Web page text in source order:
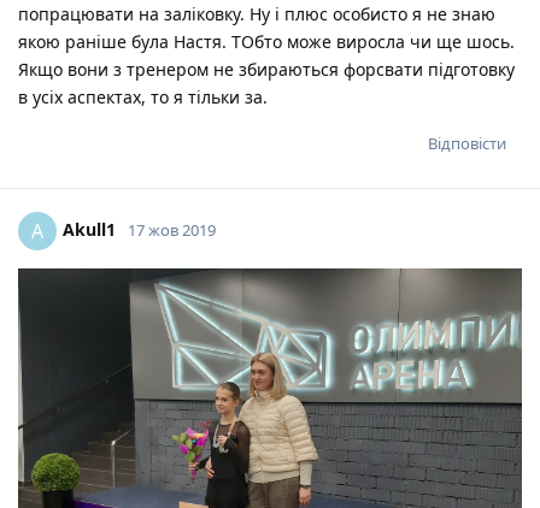
попрацювати на заліковку. Ну і плюс особисто я не знаю
якою раніше була Настя. ТОбто може виросла чи ще шось.
Якщо вони з тренером не збираються форсвати підготовку
в усіх аспектах, то я тільки за.
Відповісти
A Akull1 17 жов 2019